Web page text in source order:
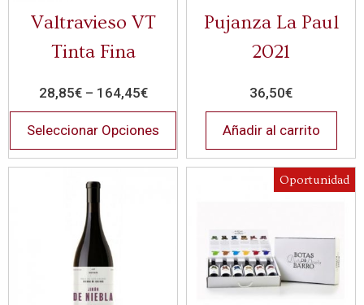
Valtravieso VT
Tinta Fina
28,85€– 164,45€
Seleccionar Opciones
Pujanza La Paul
2021
36,50€
Añadir al carrito
Oportunidad